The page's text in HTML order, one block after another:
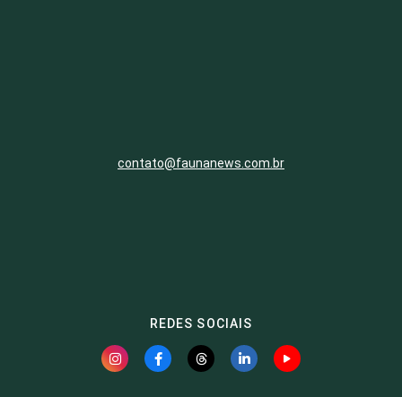
contato@faunanews.com.br
REDES SOCIAIS